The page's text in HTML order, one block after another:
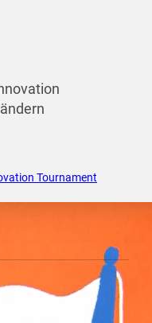
Tournament